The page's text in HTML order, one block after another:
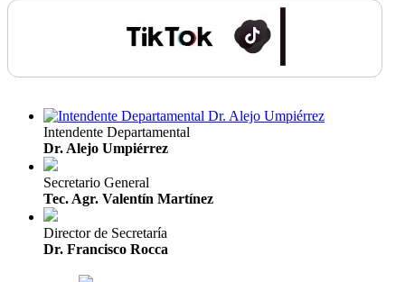
Intendente Departamental
Dr. Alejo Umpiérrez
Secretario General
Tec. Agr. Valentín Martínez
Director de Secretaría
Dr. Francisco Rocca